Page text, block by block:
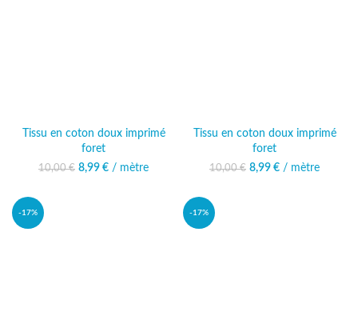
Tissu en coton doux imprimé
foret
10,00€ Le prix initial était :
8,99 € Le prix actuel
/ mètre
Tissu en coton doux imprimé
foret
10,00€ Le prix initial était :
8,99 € Le prix actuel
/ mètre
-17% -17%